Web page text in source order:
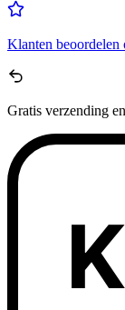
Klanten beoordelen
Gratis verzending